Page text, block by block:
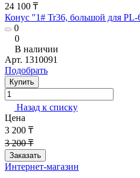
24 100 ₸
Конус "1# Tr36, большой для PL-
0
0
В наличии
Арт. 1310091
Подобрать
Купить
Назад к списку
Цена
3 200 ₸
3 200 ₸
Заказать
Интернет-магазин